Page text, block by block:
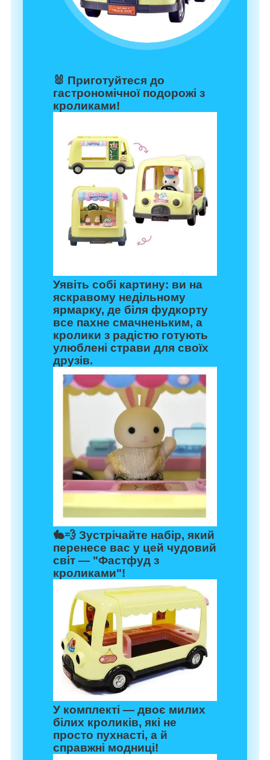
🐰 Приготуйтеся до
гастрономічної подорожі з
кроликами!
Уявіть собі картину: ви на
яскравому недільному
ярмарку, де біля фудкорту
все пахне смачненьким, а
кролики з радістю готують
улюблені страви для своїх
друзів.
🐇💨 Зустрічайте набір, який
перенесе вас у цей чудовий
світ — "Фастфуд з
кроликами"!
У комплекті — двоє милих
білих кроликів, які не
просто пухнасті, а й
справжні модниці!